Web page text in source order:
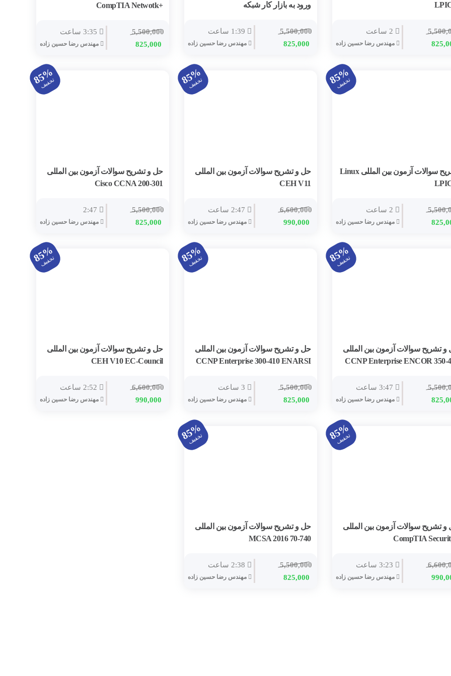
مهندس رضا حسين زاده
ورود به بازار کار شبکه
5,500,000
825,000
مهندس رضا حسين زاده
+CompTIA Netwotk
5,500,000
825,000
مهندس رضا حسين زاده
85%
تخفیف
تشریح سوالات آزمون بین المللی Linux
مهندس رضا حسين زاده
85%
تخفیف
حل و تشریح سوالات آزمون بین المللی
CEH V11
6,600,000
990,000
مهندس رضا حسين زاده
85%
تخفیف
حل و تشریح سوالات آزمون بین المللی
Cisco CCNA 200-301
5,500,000
825,000
مهندس رضا حسين زاده
85%
تخفیف
و تشریح سوالات آزمون بین المللی
CCNP Enterprise ENCOR 350-
مهندس رضا حسين زاده
85%
تخفیف
حل و تشریح سوالات آزمون بین المللی
CCNP Enterprise 300-410 ENARSI
5,500,000
825,000
مهندس رضا حسين زاده
85%
تخفیف
حل و تشریح سوالات آزمون بین المللی
CEH V10 EC-Council
6,600,000
990,000
مهندس رضا حسين زاده
85%
تخفیف
و تشریح سوالات آزمون بین المللی
مهندس رضا حسين زاده
85%
تخفیف
حل و تشریح سوالات آزمون بین المللی
MCSA 2016 70-740
5,500,000
825,000
مهندس رضا حسين زاده